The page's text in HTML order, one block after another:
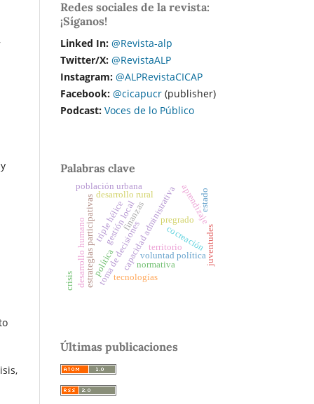
Redes sociales de la revista:
¡Síganos!
Linked In: @Revista-alp
Twitter/X: @RevistaALP
Instagram: @ALPRevistaCICAP
Facebook: @cicapucr (publisher)
Podcast: Voces de lo Público
Palabras clave
gestión local
voluntad política
capacidad administrativa juventudes
toma de decisiones
estrategias participativasdesarrollo rural
desarrollo humano triple hélice pregradoaprendizaje
tecnologías
población urbana
política
finanzas
crisis
cocreación
territorio
estado
normativa
Últimas publicaciones